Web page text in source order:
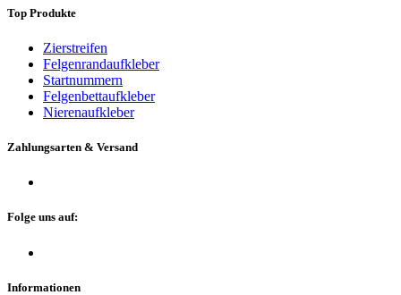
Top Produkte
Zierstreifen
Felgenrandaufkleber
Startnummern
Felgenbettaufkleber
Nierenaufkleber
Zahlungsarten & Versand
Folge uns auf:
Informationen